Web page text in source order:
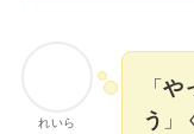
れいら
「や
う